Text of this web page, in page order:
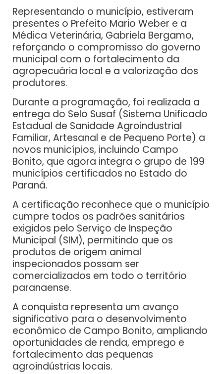
Representando o município, estiveram
presentes o Prefeito Mario Weber e a
Médica Veterinária, Gabriela Bergamo,
reforçando o compromisso do governo
municipal com o fortalecimento da
agropecuária local e a valorização dos
produtores.
Durante a programação, foi realizada a
entrega do Selo Susaf (Sistema Unificado
Estadual de Sanidade Agroindustrial
Familiar, Artesanal e de Pequeno Porte) a
novos municípios, incluindo Campo
Bonito, que agora integra o grupo de 199
municípios certificados no Estado do
Paraná.
A certificação reconhece que o município
cumpre todos os padrões sanitários
exigidos pelo Serviço de Inspeção
Municipal (SIM), permitindo que os
produtos de origem animal
inspecionados possam ser
comercializados em todo o território
paranaense.
A conquista representa um avanço
significativo para o desenvolvimento
econômico de Campo Bonito, ampliando
oportunidades de renda, emprego e
fortalecimento das pequenas
agroindústrias locais.